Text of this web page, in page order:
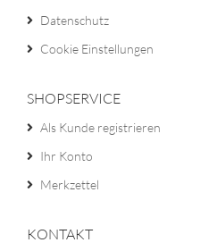
Datenschutz
Cookie Einstellungen
SHOPSERVICE
Als Kunde registrieren
Ihr Konto
Merkzettel
KONTAKT